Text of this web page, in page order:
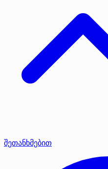
შეთანხმებით